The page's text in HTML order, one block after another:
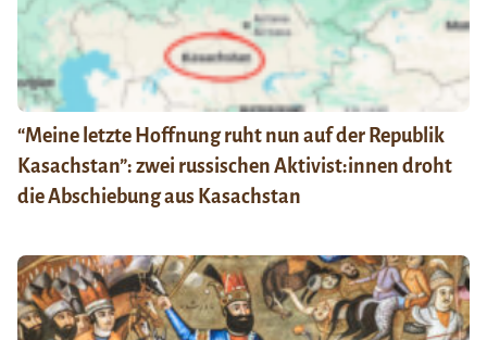
“Meine letzte Hoffnung ruht nun auf der Republik
Kasachstan”: zwei russischen Aktivist:innen droht
die Abschiebung aus Kasachstan